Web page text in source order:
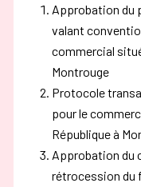
Approbation du
valant
commercial
Montrouge
Protocole
pour le
République à
Approbation du
rétrocession du